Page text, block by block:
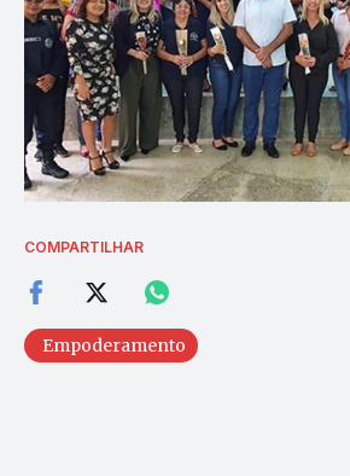
COMPARTILHAR
Empoderamento